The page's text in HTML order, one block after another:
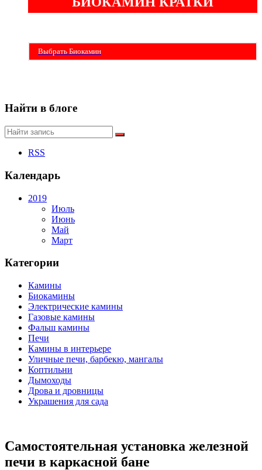
Выбрать Биокамин
Найти в блоге
RSS
Календарь
2019
Июль
Июнь
Май
Март
Категории
Камины
Биокамины
Электрические камины
Газовые камины
Фальш камины
Печи
Камины в интерьере
Уличные печи, барбекю, мангалы
Коптильни
Дымоходы
Дрова и дровницы
Украшения для сада
Самостоятельная установка железной
печи в каркасной бане